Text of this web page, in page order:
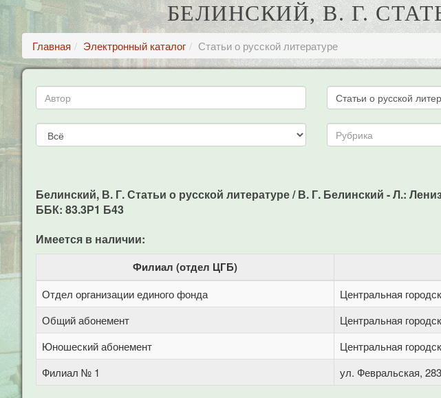
БЕЛИНСКИЙ, В. Г.
Главная Электронный каталог Статьи о русской литературе
Белинский, В. Г. Статьи о русской литературе / В. Г. Белинский - Л.:
ББК: 83.3Р1 Б43
Имеется в наличии:
Филиал (отдел ЦГБ)
Отдел организации единого фонда Центральная
Общий абонемент
Центральная
Юношеский абонемент
Центральная
Филиал № 1
ул. Февральская, 283